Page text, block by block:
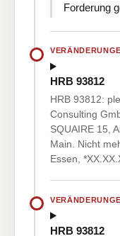
Forderung
HRB 93812
HRB 93812:
Consulting
SQUAIRE 15,
Main. Nicht
Essen,
HRB 93812